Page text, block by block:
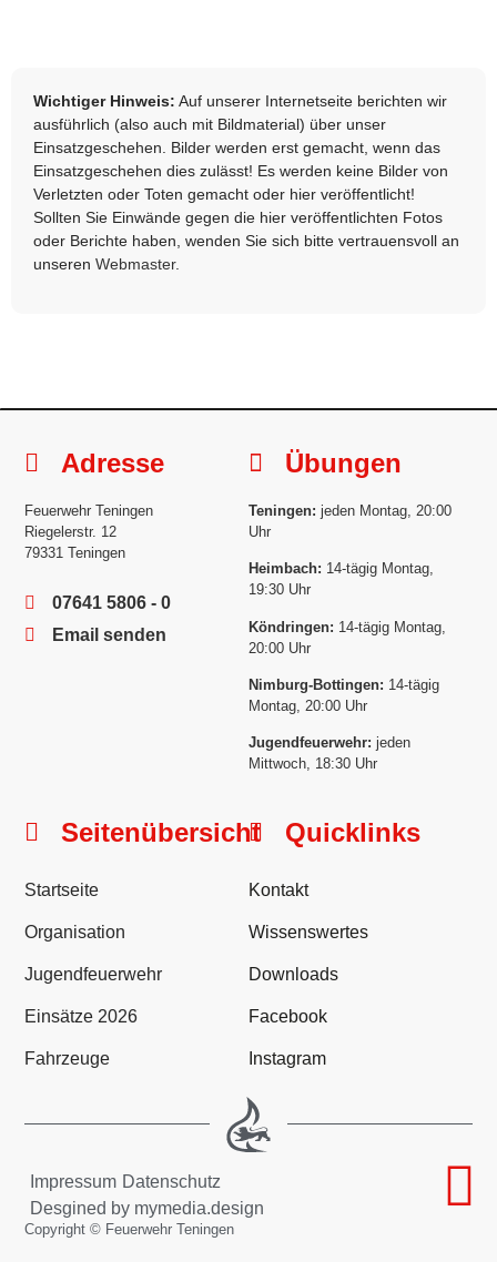
Wichtiger Hinweis: Auf unserer Internetseite berichten wir
ausführlich (also auch mit Bildmaterial) über unser
Einsatzgeschehen. Bilder werden erst gemacht, wenn das
Einsatzgeschehen dies zulässt! Es werden keine Bilder von
Verletzten oder Toten gemacht oder hier veröffentlicht!
Sollten Sie Einwände gegen die hier veröffentlichten Fotos
oder Berichte haben, wenden Sie sich bitte vertrauensvoll an
unseren Webmaster.
Adresse
Feuerwehr Teningen
Riegelerstr. 12
79331 Teningen
07641 5806 - 0
Email senden
Übungen
Teningen: jeden Montag, 20:00
Uhr
Heimbach: 14-tägig Montag,
19:30 Uhr
Köndringen: 14-tägig Montag,
20:00 Uhr
Nimburg-Bottingen: 14-tägig
Montag, 20:00 Uhr
Jugendfeuerwehr: jeden
Mittwoch, 18:30 Uhr
Seitenübersicht
Startseite
Organisation
Jugendfeuerwehr
Einsätze 2026
Fahrzeuge
Quicklinks
Kontakt
Wissenswertes
Downloads
Facebook
Instagram
Impressum Datenschutz
Desgined by mymedia.design
Copyright © Feuerwehr Teningen